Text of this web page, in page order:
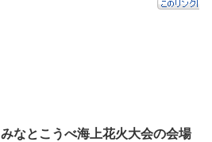
みなとこうべ海上花火大会の会場